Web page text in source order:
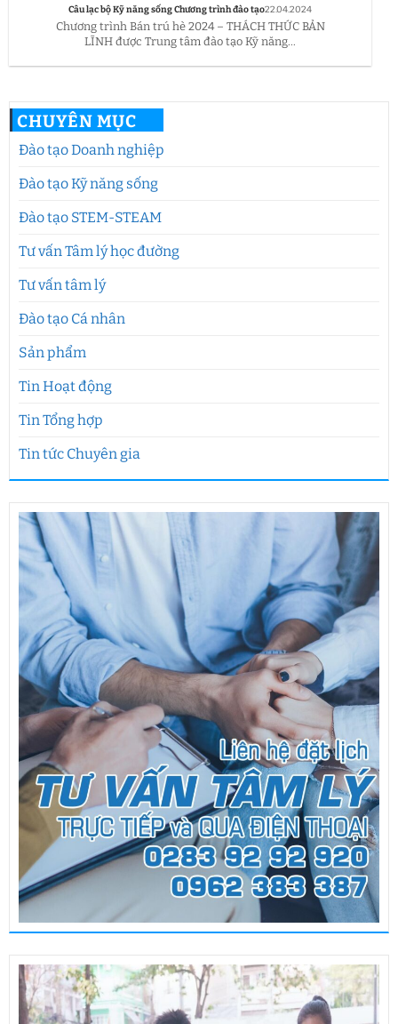
CHUYÊN MỤC
Đào tạo Doanh nghiệp
Đào tạo Kỹ năng sống
Đào tạo STEM-STEAM
Tư vấn Tâm lý học đường
Tư vấn tâm lý
Đào tạo Cá nhân
Sản phẩm
Tin Hoạt động
Tin Tổng hợp
Tin tức Chuyên gia
Câu lạc bộ Kỹ năng sống Chương trình đào tạo22.04.2024
Chương trình Bán trú hè 2024 – THÁCH THỨC BẢN
LĨNH được Trung tâm đào tạo Kỹ năng...